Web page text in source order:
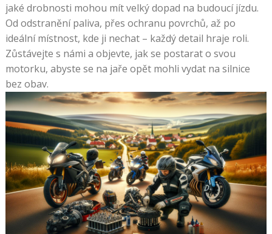
jaké drobnosti mohou mít velký dopad na budoucí jízdu.
Od odstranění paliva, přes ochranu povrchů, až po
ideální místnost, kde ji nechat – každý detail hraje roli.
Zůstávejte s námi a objevte, jak se postarat o svou
motorku, abyste se na jaře opět mohli vydat na silnice
bez obav.